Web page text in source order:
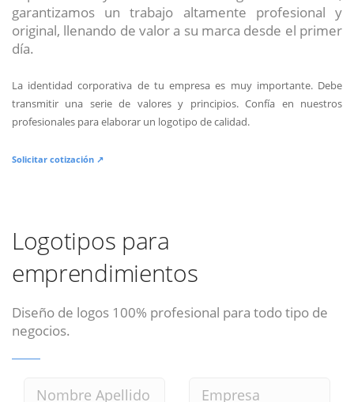
garantizamos un trabajo altamente profesional y
original, llenando de valor a su marca desde el primer
día.
La identidad corporativa de tu empresa es muy importante. Debe
transmitir una serie de valores y principios. Confía en nuestros
profesionales para elaborar un logotipo de calidad.
Solicitar cotización ↗
Logotipos para
emprendimientos
Diseño de logos 100% profesional para todo tipo de
negocios.